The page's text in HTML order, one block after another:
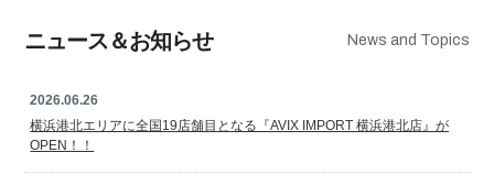
保証修理 メンテナンス
ボディコーティング
ニュース＆お知らせ News and Topics
2026.06.26
横浜港北エリアに全国19店舗目となる『AVIX IMPORT 横浜港北店』が
OPEN！！